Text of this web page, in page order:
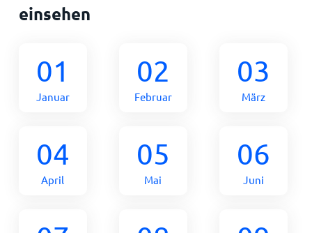
einsehen
01
Januar
02
Februar
03
März
04
April
05
Mai
06
Juni